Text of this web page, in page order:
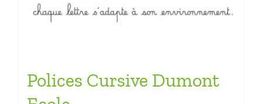
Polices Cursive Dumont